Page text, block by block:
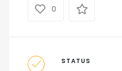
0
STATUS